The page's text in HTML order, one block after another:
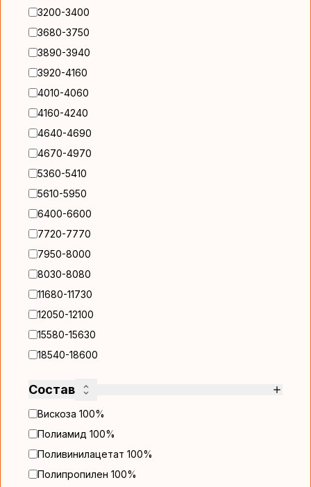
3200-3400
3680-3750
3890-3940
3920-4160
4010-4060
4160-4240
4640-4690
4670-4970
5360-5410
5610-5950
6400-6600
7720-7770
7950-8000
8030-8080
11680-11730
12050-12100
15580-15630
18540-18600
Состав
Вискоза 100%
Полиамид 100%
Поливинилацетат 100%
Полипропилен 100%